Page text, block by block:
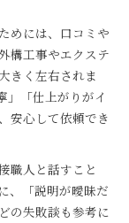
めには、口コミや
構工事やエクステ
きく左右されま
」「仕上がりがイ
安心して依頼でき
職人と話すこと
、「説明が曖昧だ
の失敗談も参考に